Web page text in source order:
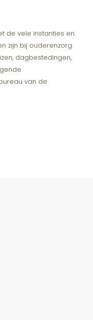
de vele instanties en
zijn bij ouderenzorg.
dagbestedingen,
van de